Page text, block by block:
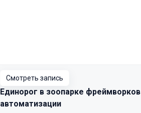
Смотреть запись
Единорог в зоопарке фреймворков
автоматизации